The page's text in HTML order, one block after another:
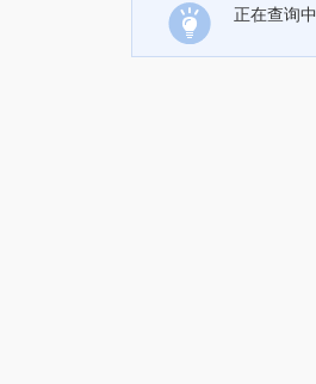
正在查询